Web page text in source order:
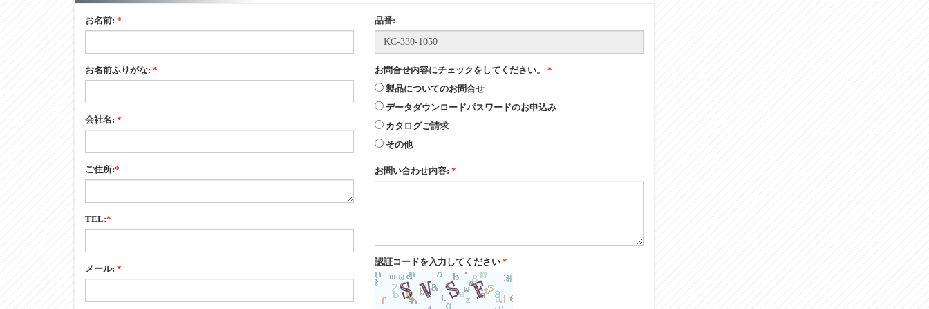
お名前: *
お名前ふりがな: *
会社名: *
ご住所:*
TEL:*
メール: *
品番:
お問合せ内容にチェックをしてください。 *
製品についてのお問合せ
データダウンロードパスワードのお申込み
カタログご請求
その他
お問い合わせ内容: *
認証コードを入力してください *